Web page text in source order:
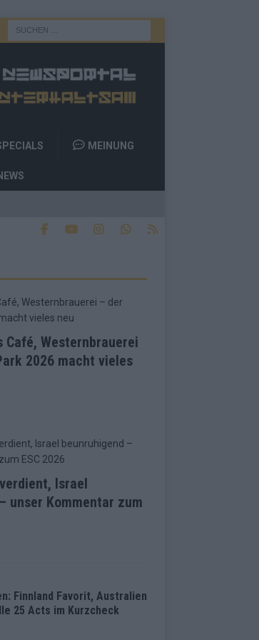
MEINUNG
Café, Westernbrauerei
2026 macht vieles
Israel
unser Kommentar zum
Finnland Favorit, Australien
25 Acts im Kurzcheck